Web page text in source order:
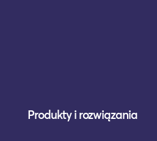
Produkty i rozwiązania